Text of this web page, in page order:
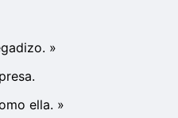
»
ella. »